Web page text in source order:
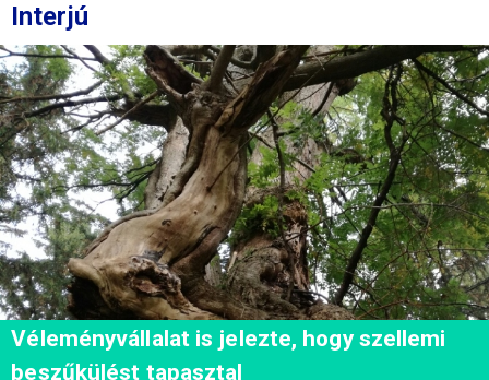
Interjú
Véleményvállalat is jelezte, hogy szellemi
beszűkülést tapasztal